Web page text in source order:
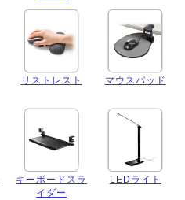
リストレスト マウスパッド
キーボードスラ
イダー
LEDライト